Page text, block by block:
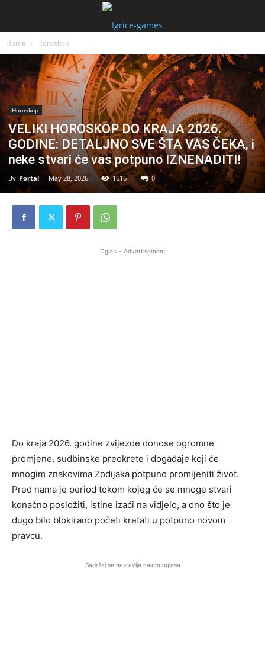
Home Horoskop
Horoskop
VELIKI HOROSKOP DO KRAJA 2026.
GODINE: DETALJNO SVE ŠTA VAS ČEKA, i
neke stvari će vas potpuno IZNENADITI!
By Portal - May 28, 2026 1616 0
Oglasi - Advertisement
Do kraja 2026. godine zvijezde donose ogromne
promjene, sudbinske preokrete i događaje koji će
mnogim znakovima Zodijaka potpuno promijeniti život.
Pred nama je period tokom kojeg će se mnoge stvari
konačno posložiti, istine izaći na vidjelo, a ono što je
dugo bilo blokirano početi kretati u potpuno novom
pravcu.
Sadržaj se nastavlja nakon oglasa